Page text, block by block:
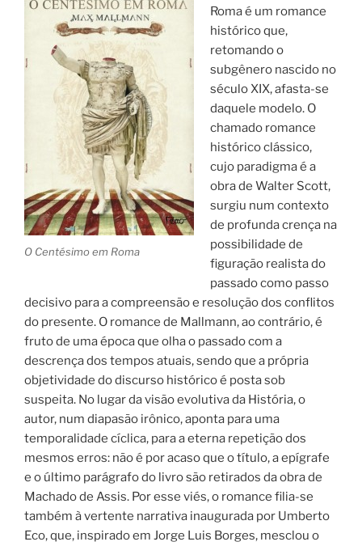
O Centésimo em Roma
Roma é um romance
histórico que,
retomando o
subgênero nascido no
século XIX, afasta-se
daquele modelo. O
chamado romance
histórico clássico,
cujo paradigma é a
obra de Walter Scott,
surgiu num contexto
de profunda crença na
possibilidade de
figuração realista do
passado como passo
decisivo para a compreensão e resolução dos conflitos
do presente. O romance de Mallmann, ao contrário, é
fruto de uma época que olha o passado com a
descrença dos tempos atuais, sendo que a própria
objetividade do discurso histórico é posta sob
suspeita. No lugar da visão evolutiva da História, o
autor, num diapasão irônico, aponta para uma
temporalidade cíclica, para a eterna repetição dos
mesmos erros: não é por acaso que o título, a epígrafe
e o último parágrafo do livro são retirados da obra de
Machado de Assis. Por esse viés, o romance filia-se
também à vertente narrativa inaugurada por Umberto
Eco, que, inspirado em Jorge Luis Borges, mesclou o